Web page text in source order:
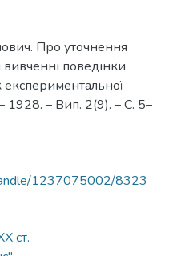
Про уточнення
поведінки
1928. – Вип. 2(9). – С. 5–
1237075002/8323
ст.